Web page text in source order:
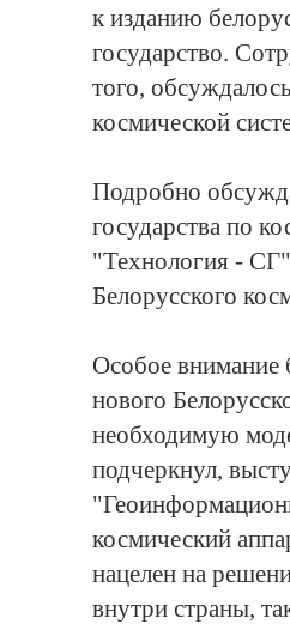
к изданию
государство.
того,
космической
Подробно
государства по
"Технология -
Белорусского
Особое внимание
нового
необходимую
подчеркнул,
космический
нацелен на
внутри страны,